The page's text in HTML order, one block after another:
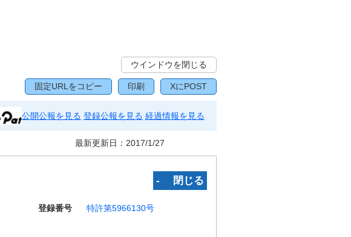
ウインドウを閉じる
固定URLをコピー 印刷 XにPOST
公開公報を見る 登録公報を見る 経過情報を見る
最新更新日： 2017/1/27
‐ 閉じる
登録番号
特許第5966130号